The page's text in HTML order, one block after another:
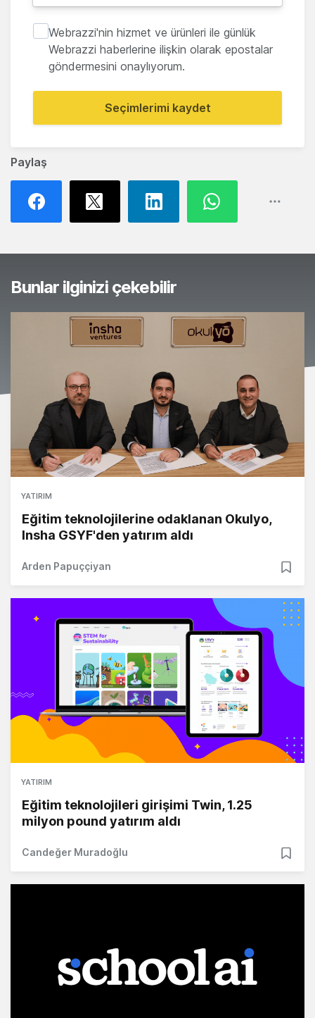
Paylaş
Webrazzi'nin hizmet ve ürünleri ile günlük
Webrazzi haberlerine ilişkin olarak epostalar
göndermesini onaylıyorum.
Seçimlerimi kaydet
Bunlar ilginizi çekebilir
YATIRIM
Eğitim teknolojilerine odaklanan Okulyo,
Insha GSYF'den yatırım aldı
Arden Papuççiyan
YATIRIM
Eğitim teknolojileri girişimi Twin, 1.25
milyon pound yatırım aldı
Candeğer Muradoğlu